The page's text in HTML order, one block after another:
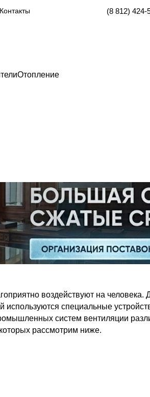
Контакты (8 812) 424-
Отопление
воздействуют на человека.
используются специальные
систем вентиляции
рассмотрим ниже.